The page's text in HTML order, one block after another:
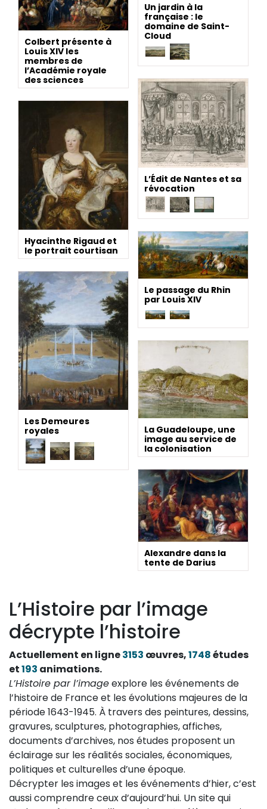
Un jardin à la
française : le
domaine de Saint-
Cloud
Colbert présente à
Louis XIV les
membres de
l’Académie royale
des sciences
L’Édit de Nantes et sa
révocation
Hyacinthe Rigaud et
le portrait courtisan
Le passage du Rhin
par Louis XIV
Les Demeures
royales
La Guadeloupe, une
image au service de
la colonisation
Alexandre dans la
tente de Darius
L’Histoire par l’image
décrypte l’histoire
Actuellement en ligne3153 œuvres,1748études
et193 animations.
L’Histoire par l’imageexplore les événements de
l’histoire de France et les évolutions majeures de la
période 1643-1945. À travers des peintures, dessins,
gravures, sculptures, photographies, affiches,
documents d’archives, nos études proposent un
éclairage sur les réalités sociales, économiques,
politiques et culturelles d’une époque.
Décrypter les images et les événements d’hier, c’est
aussi comprendre ceux d’aujourd’hui. Un site qui